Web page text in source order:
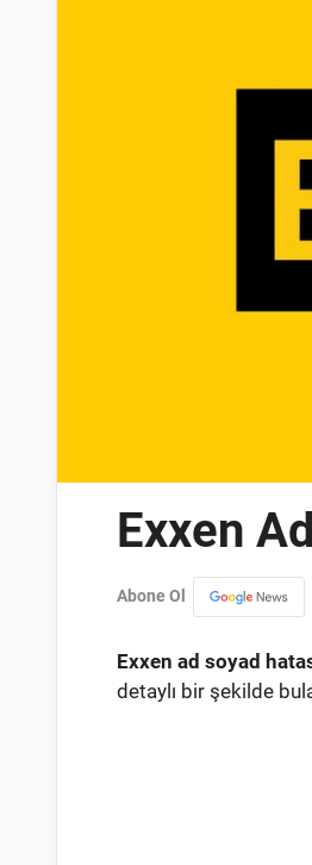
Exxen
Abone Ol
Exxen ad soyad
detaylı bir şekilde